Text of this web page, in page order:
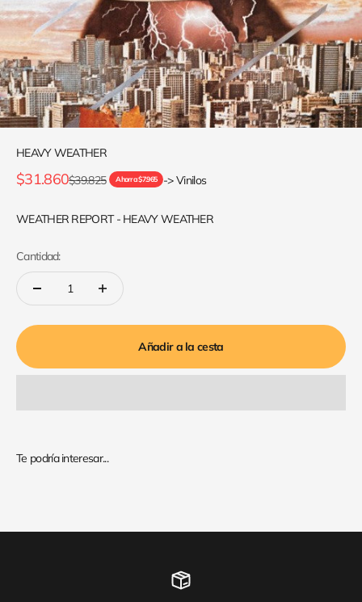
HEAVY WEATHER
Precio de oferta
$31.860Precio normal
$39.825 Ahorra $7.965 -> Vinilos
WEATHER REPORT - HEAVY WEATHER
Cantidad:
Añadir a la cesta